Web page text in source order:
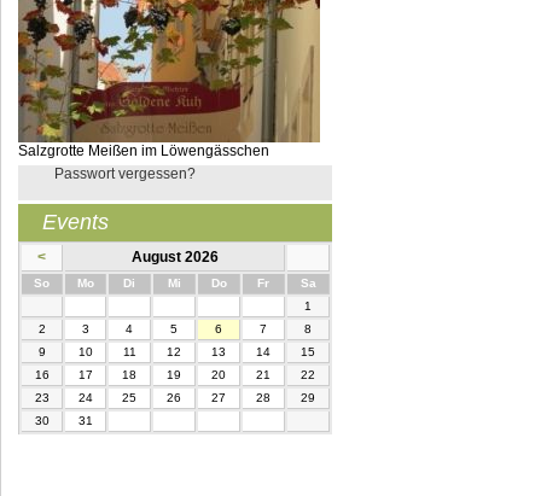
Salzgrotte Meißen im Löwengässchen
Passwort vergessen?
Events
< August 2026
SonntagMontag Di enstagMittwochDonnerstag
Freitag Samstag
1
2
3 4 5 6 7
8
9
10 11 12 13 14
15
16
17 18 19 20 21
22
23
24 25 26 27 28
29
30
31